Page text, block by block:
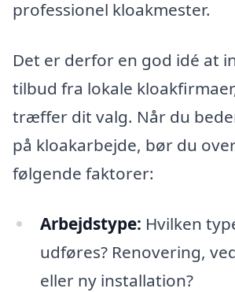
professionel kloakmester.
Det er derfor en god idé at
tilbud fra lokale
træffer dit valg. Når du
på kloakarbejde, bør du
følgende faktorer:
Arbejdstype: Hvilken
udføres? Renovering,
eller ny installation?